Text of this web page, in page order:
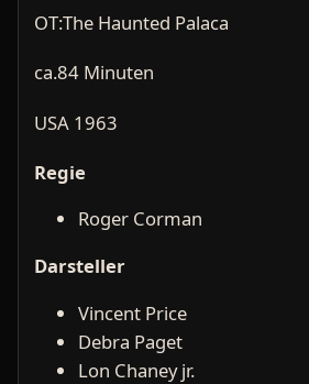
OT:The Haunted Palaca
ca.84 Minuten
USA 1963
Regie
Roger Corman
Darsteller
Vincent Price
Debra Paget
Lon Chaney jr.